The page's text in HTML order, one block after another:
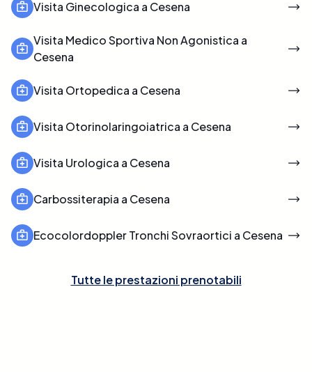
Visita Ginecologica a Cesena
Visita Medico Sportiva Non Agonistica a
Cesena
Visita Ortopedica a Cesena
Visita Otorinolaringoiatrica a Cesena
Visita Urologica a Cesena
Carbossiterapia a Cesena
Ecocolordoppler Tronchi Sovraortici a Cesena
Tutte le prestazioni prenotabili